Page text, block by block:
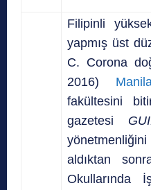
Filipinli
yapmış üst
C. Corona
2016)
fakültesini
gazetesi
aldıktan
Okullarında